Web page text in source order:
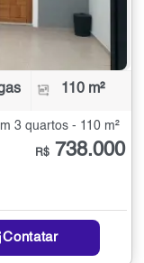
110 m²
3 quartos - 110 m²
R$ 738.000
Contatar